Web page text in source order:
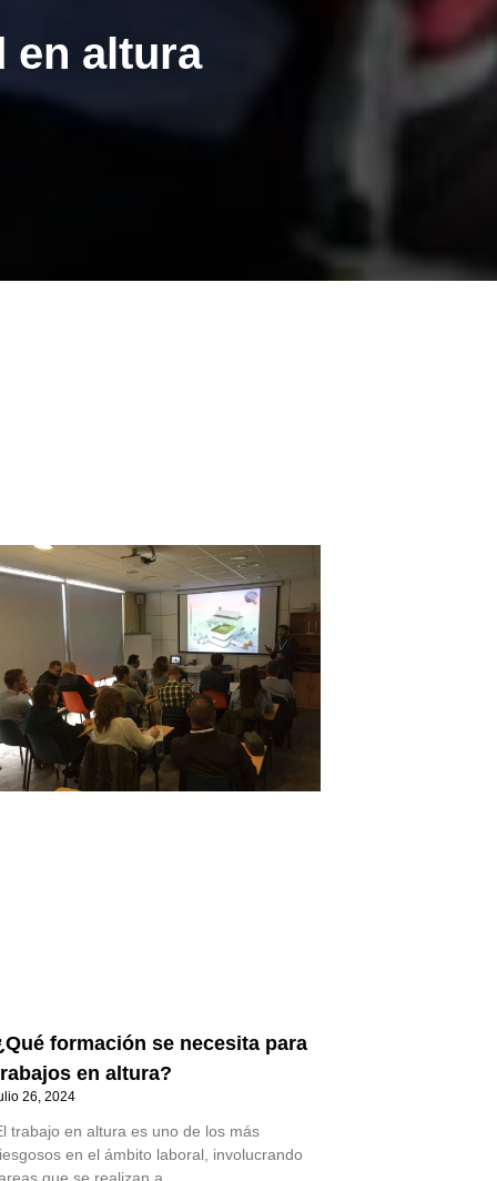
en altura
formación se necesita para
en altura?
26, 2024
trabajo en altura es uno de los más
en el ámbito laboral, involucrando